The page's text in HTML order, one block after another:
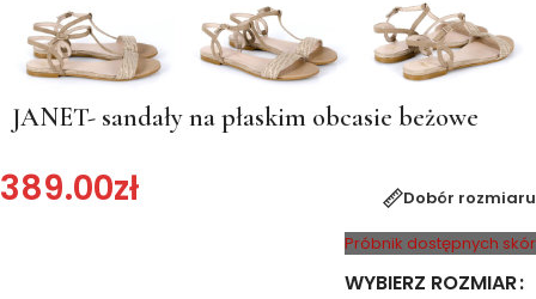
JANET- sandały na płaskim obcasie beżowe
389.00zł
Dobór rozmiaru
Próbnik dostępnych skór
WYBIERZ ROZMIAR